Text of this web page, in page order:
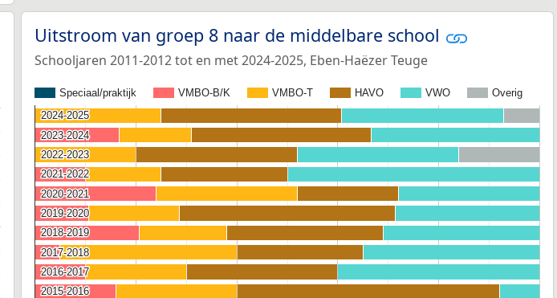
Uitstroom van groep 8 naar de middelbare school
Schooljaren 2011-2012 tot en met 2024-2025, Eben-Haëzer Teuge
Speciaal/praktijk VMBO-B/K VMBO-T HAVO VWO Overig
2024-2025
2024-2025
2023-2024
2023-2024
2022-2023
2022-2023
2021-2022
2021-2022
2020-2021
2020-2021
2019-2020
2019-2020
2018-2019
2018-2019
2017-2018
2017-2018
2016-2017
2016-2017
2015-2016
2015-2016